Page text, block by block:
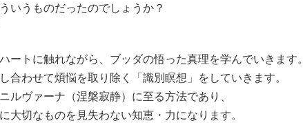
いうものだったのでしょうか？
ートに触れながら、ブッダの悟った真理を学んでいきます。
合わせて煩悩を取り除く「識別瞑想」をしていきます。
ルヴァーナ（涅槃寂静）に至る方法であり、
大切なものを見失わない知恵・力になります。